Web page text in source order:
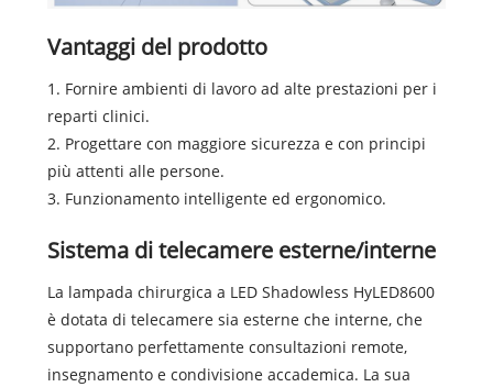
Vantaggi del prodotto
1. Fornire ambienti di lavoro ad alte prestazioni per i
reparti clinici.
2. Progettare con maggiore sicurezza e con principi
più attenti alle persone.
3. Funzionamento intelligente ed ergonomico.
Sistema di telecamere esterne/interne
La lampada chirurgica a LED Shadowless HyLED8600
è dotata di telecamere sia esterne che interne, che
supportano perfettamente consultazioni remote,
insegnamento e condivisione accademica. La sua